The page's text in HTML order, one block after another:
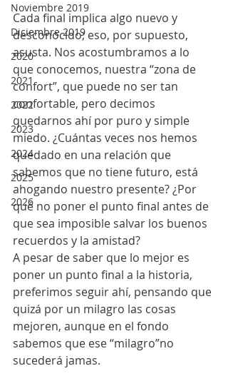
Noviembre 2019
Diciembre 2019
2020
2021
2022
2023
2024
2025
2026
Cada final implica algo nuevo y
desconocido; eso, por supuesto,
asusta. Nos acostumbramos a lo
que conocemos, nuestra “zona de
confort”, que puede no ser tan
confortable, pero decimos
quedarnos ahí por puro y simple
miedo. ¿Cuántas veces nos hemos
quedado en una relación que
sabemos que no tiene futuro, está
ahogando nuestro presente? ¿Por
qué no poner el punto final antes de
que sea imposible salvar los buenos
recuerdos y la amistad?
A pesar de saber que lo mejor es
poner un punto final a la historia,
preferimos seguir ahí, pensando que
quizá por un milagro las cosas
mejoren, aunque en el fondo
sabemos que ese “milagro”no
sucederá jamas.